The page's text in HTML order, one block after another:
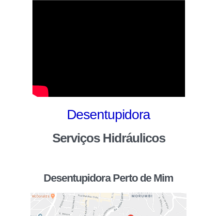
Desentupidora
Serviços Hidráulicos
Desentupidora Perto de Mim